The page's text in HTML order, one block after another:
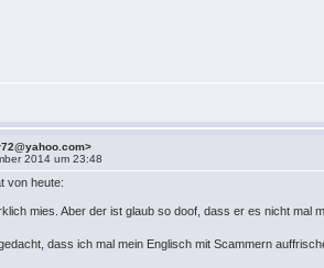
2014 um 23:48
von heute:
mies. Aber der ist glaub so doof, dass er es nicht mal
dass ich mal mein Englisch mit Scammern